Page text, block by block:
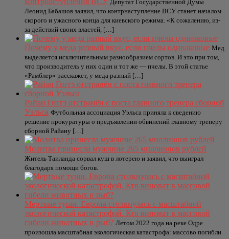
Депутат Государственной Думы
Леонид Бабашов заявил, что контрнаступление ВСУ станет началом
скорого и ужасного конца для киевского режима. «К сожалению, из-
за действий своих властей, […]
Почему у меда разный вкус, если пчелы одинаковые Мед
выделяется исключительным разнообразием сортов. И это при том,
что производитель у них один и тот же — пчелы. В этой статье
«‎Рамблер» расскажет, у меда разный […]
Райан Гиггз отстранён с поста главного тренера сборной
Уэльса Футбольная ассоциация Уэльса приняла к сведению
решение прокуратуры о предъявлении обвинений главному тренеру
сборной Райану […]
Молитва принесла мужчине 265 миллионов рублей
Житель Таиланда сорвал куш в лотерею и заявил, что выиграл
благодаря помощи богов.
Мертвые туши. Европа столкнулась с масштабной
экологической катастрофой. Кто виноват в массовой
гибели животных и рыб? Летом 2022 года на реке Одре
произошла масштабная экологическая катастрофа: массово погибли